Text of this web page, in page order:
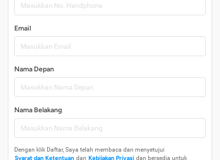
Email
Nama Depan
Nama Belakang
Dengan klik Daftar, Saya telah membaca dan menyetujui
Syarat dan Ketentuan dan Kebijakan Privasi dan bersedia untuk